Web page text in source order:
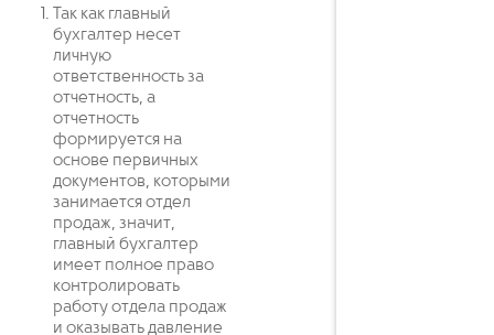
Так как главный
бухгалтер несет
личную
ответственность за
отчетность, а
отчетность
формируется на
основе первичных
документов, которыми
занимается отдел
продаж, значит,
главный бухгалтер
имеет полное право
контролировать
работу отдела продаж
и оказывать давление